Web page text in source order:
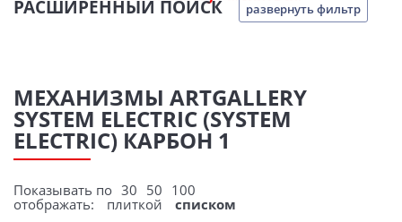
РАСШИРЕННЫЙ ПОИСК развернуть фильтр
МЕХАНИЗМЫ ARTGALLERY
SYSTEM ELECTRIC (SYSTEM
ELECTRIC) КАРБОН 1
Показывать по 30 50 100
отображать:
плиткой списком